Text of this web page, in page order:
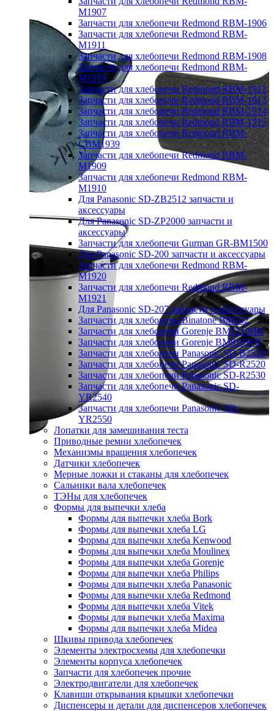
M1907
Запчасти для хлебопечи Redmond RBM-1906
Запчасти для хлебопечи Redmond RBM-
M1911
Запчасти для хлебопечи Redmond RBM-1908
Запчасти для хлебопечи Redmond RBM-
M1919
Запчасти для хлебопечи Redmond RBM-1912
Запчасти для хлебопечи Redmond RBM-1913
Запчасти для хлебопечи Redmond RBM-1914
Запчасти для хлебопечи Redmond RBM-1915
Запчасти для хлебопечи Redmond RBM-
CBM1939
Запчасти для хлебопечи Redmond RBM-
M1909
Запчасти для хлебопечи Redmond RBM-
M1910
Для Panasonic SD-ZB2512 запчасти и
аксессуары
Для Panasonic SD-ZP2000 запчасти и
аксессуары
Запчасти для хлебопечи Gurman GR-BM1500
Для Panasonic SD-200 запчасти и аксессуары
Запчасти для хлебопечи Redmond RBM-
M1920
Запчасти для хлебопечи Redmond RBM-
M1921
Для Panasonic SD-207 запчасти и аксессуары
Запчасти для хлебопечи Binatone BM202
Запчасти для хлебопечи Gorenje BM1210BK
Запчасти для хлебопечи Gorenje BM910WII
Запчасти для хлебопечи Panasonic SD-B2510
Запчасти для хлебопечи Panasonic SD-R2520
Запчасти для хлебопечи Panasonic SD-R2530
Запчасти для хлебопечи Panasonic SD-
YR2540
Запчасти для хлебопечи Panasonic SD-
YR2550
Лопатки для замешивания теста
Приводные ремни хлебопечек
Механизмы вращения хлебопечек
Датчики хлебопечек
Мерные ложки и стаканы для хлебопечек
Сальники вала хлебопечек
ТЭНы для хлебопечек
Формы для выпечки хлеба
Формы для выпечки хлеба Bork
Формы для выпечки хлеба LG
Формы для выпечки хлеба Kenwood
Формы для выпечки хлеба Moulinex
Формы для выпечки хлеба Gorenje
Формы для выпечки хлеба Philips
Формы для выпечки хлеба Panasonic
Формы для выпечки хлеба Redmond
Формы для выпечки хлеба Vitek
Формы для выпечки хлеба Maxima
Формы для выпечки хлеба Midea
Шкивы привода хлебопечек
Элементы электросхемы для хлебопечки
Элементы корпуса хлебопечек
Запчасти для хлебопечек прочие
Электродвигатели для хлебопечек
Клавиши открывания крышки хлебопечки
Диспенсеры и детали для диспенсеров хлебопечек